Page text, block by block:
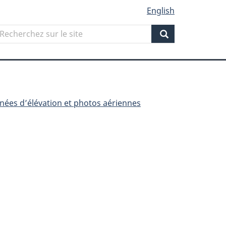
English
Search
Search
d’élévation et photos aériennes